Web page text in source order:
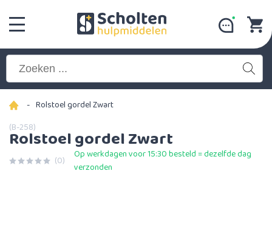
- Rolstoel gordel Zwart
(B-258)
Rolstoel gordel Zwart
(0)
Op werkdagen voor 15:30 besteld = dezelfde dag
verzonden